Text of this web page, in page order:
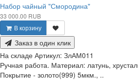
Набор чайный "Смородина"
33 000.00 RUB
В корзину
Заказ в один клик
На складе Артикул: ЗлАМ011
Ручная работа. Материал: латунь,
Покрытие - золото(999) 5мкм., ..